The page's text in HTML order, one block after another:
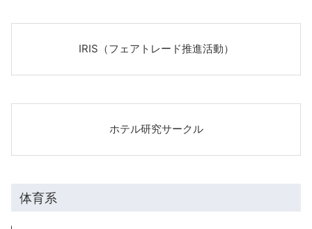
IRIS（フェアトレード推進活動）
ホテル研究サークル
体育系